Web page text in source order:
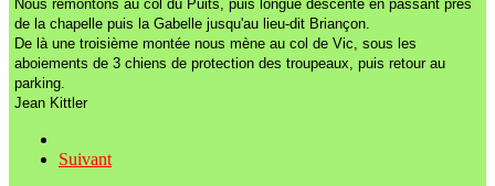
Nous remontons au col du Puits, puis longue descente en passant près
de la chapelle puis la Gabelle jusqu'au lieu-dit Briançon.
De là une troisième montée nous mène au col de Vic, sous les
aboiements de 3 chiens de protection des troupeaux, puis retour au
parking.
Jean Kittler
Suivant